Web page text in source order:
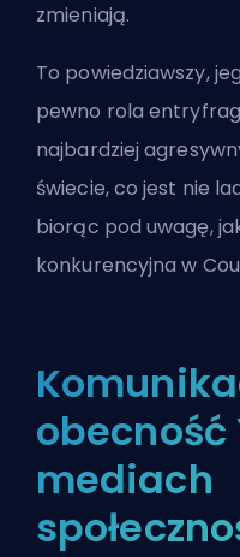
zmieniają.
To powiedziawszy,
pewno rola
najbardziej
świecie, co jest nie
biorąc pod uwagę,
konkurencyjna w
obecność
mediach